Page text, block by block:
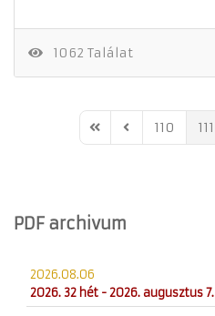
1062 Találat
First PagePrevious Page
110 111
PDF archivum
2026.08.06
2026. 32 hét - 2026. augusztus 7.